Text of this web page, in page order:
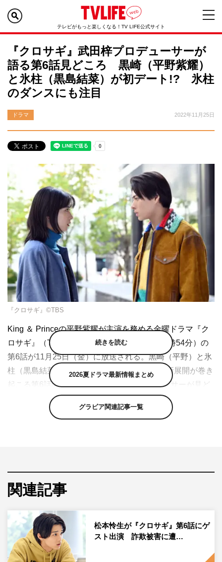
テレビがもっと楽しくなる！TV LIFE公式サイト
『クロサギ』武田梓プロデューサーが
語る第6話見どころ 黒崎（平野紫耀）
と氷柱（黒島結菜）が初デート!? 氷柱
のダンスにも注目
ドラマ 2022年11月25日
『クロサギ』©TBS
King ＆ Princeの平野紫耀が主演を務める金曜ドラマ『ク
ロサギ』（TBS系 毎週金曜 午後10時～10時54分）の
第6話が11月25日（金）に放送される。黒崎（平野）と氷
柱（黒島結菜）の初デートなど、さまざまな新展開が巻き
起こる第6話の放送を前に、武田梓プロデューサーが見ど
ころや注目シーンを語った。
本作は、詐欺によって家族を失った主人公が、“詐欺師を
今作は、2013年に全42巻で完結した漫画シリーズを原作
に、いわば“『クロサギ』完全版”として新たにドラマ化。
主人公・黒崎高志郎を平野、ヒロイン・吉川氷柱を黒島結
菜、詐欺師界のフィクサー・桂木敏夫を三浦友和が演じ、
2022年の現代を舞台に、今の日本でリアルに起こってい
る詐欺に「クロサギ」が喰らいつく。
続きを読む
2026夏ドラマ最新情報まとめ
グラビア関連記事一覧
関連記事
松本怜生が『クロサギ』第6話にゲ
スト出演 詐欺被害に遭…